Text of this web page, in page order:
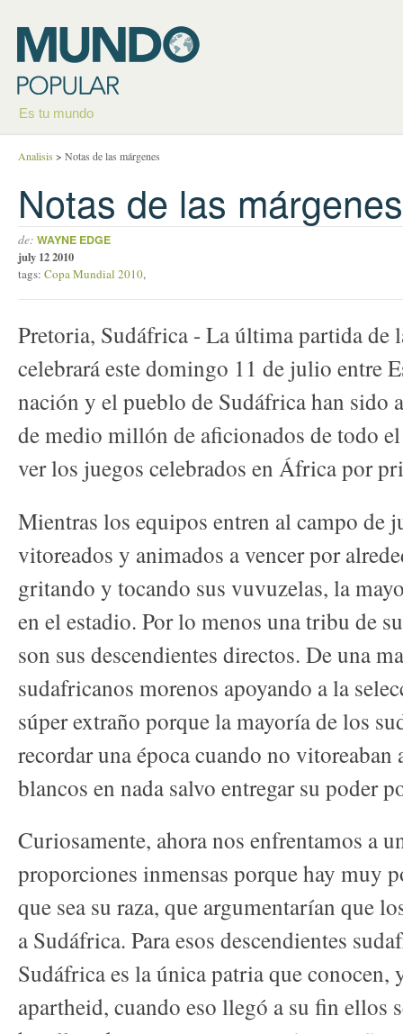
Es tu mundo
Analisis > Notas de las márgenes
Notas de las márgenes
de: WAYNE EDGE
july 12 2010
tags: Copa Mundial 2010,
Pretoria, Sudáfrica - La última partida de
celebrará este domingo 11 de julio entre
nación y el pueblo de Sudáfrica han sido
de medio millón de aficionados de todo
ver los juegos celebrados en África por
Mientras los equipos entren al campo de
vitoreados y animados a vencer por
gritando y tocando sus vuvuzelas, la
en el estadio. Por lo menos una tribu de
son sus descendientes directos. De una
sudafricanos morenos apoyando a la
súper extraño porque la mayoría de los
recordar una época cuando no vitoreaban
blancos en nada salvo entregar su poder
Curiosamente, ahora nos enfrentamos a
proporciones inmensas porque hay muy
que sea su raza, que argumentarían que
a Sudáfrica. Para esos descendientes
Sudáfrica es la única patria que conocen,
apartheid, cuando eso llegó a su fin ellos